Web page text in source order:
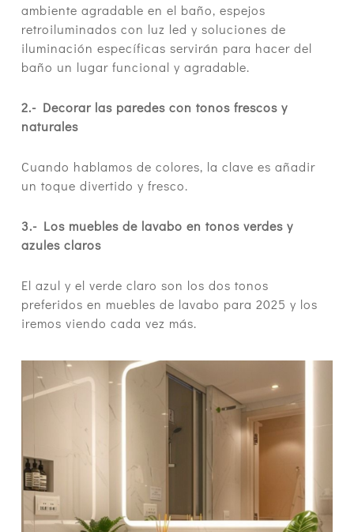
ambiente agradable en el baño, espejos
retroiluminados con luz led y soluciones de
iluminación específicas servirán para hacer del
baño un lugar funcional y agradable.
2.- Decorar las paredes con tonos frescos y
naturales
Cuando hablamos de colores, la clave es añadir
un toque divertido y fresco.
3.- Los muebles de lavabo en tonos verdes y
azules claros
El azul y el verde claro son los dos tonos
preferidos en muebles de lavabo para 2025 y los
iremos viendo cada vez más.